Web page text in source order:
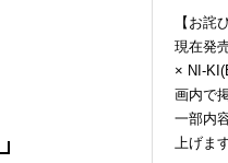
【お詫
現在発
× NI-
画内で
一部内
上げます